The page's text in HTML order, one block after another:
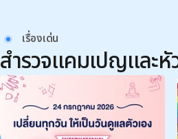
เรื่องเด่น
สำรวจแคมเปญและ